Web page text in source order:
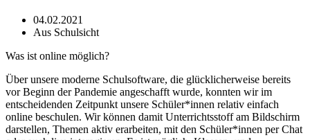
04.02.2021
Aus Schulsicht
Was ist online möglich?
Über unsere moderne Schulsoftware, die glücklicherweise bereits
vor Beginn der Pandemie angeschafft wurde, konnten wir im
entscheidenden Zeitpunkt unsere Schüler*innen relativ einfach
online beschulen. Wir können damit Unterrichtsstoff am Bildschirm
darstellen, Themen aktiv erarbeiten, mit den Schüler*innen per Chat